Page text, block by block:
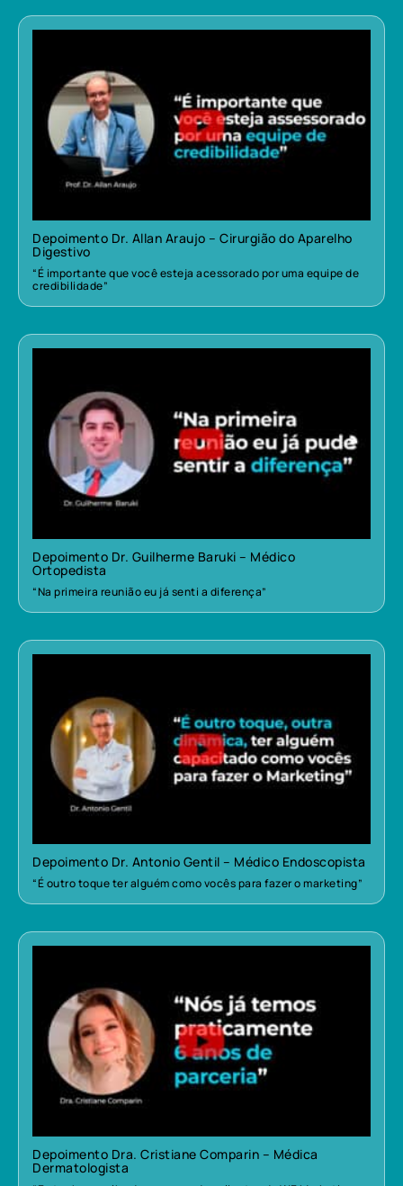
Depoimento Dr. Allan Araujo – Cirurgião do Aparelho
Digestivo
“É importante que você esteja acessorado por uma equipe de
credibilidade”
Depoimento Dr. Guilherme Baruki – Médico
Ortopedista
“Na primeira reunião eu já senti a diferença”
Depoimento Dr. Antonio Gentil – Médico Endoscopista
“É outro toque ter alguém como vocês para fazer o marketing”
Depoimento Dra. Cristiane Comparin – Médica
Dermatologista